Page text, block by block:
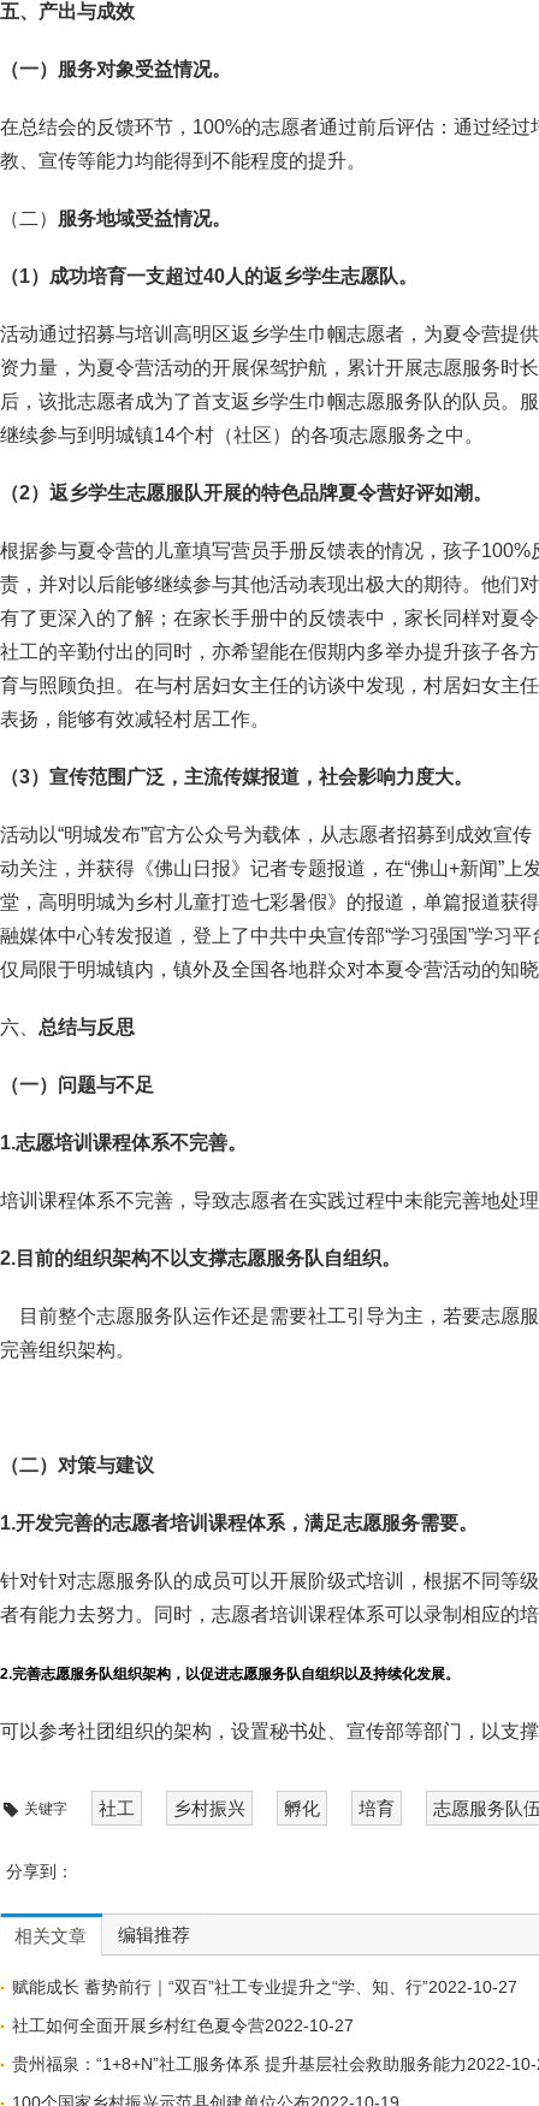
五、产出与成效
（一）服务对象受益情况。
在总结会的反馈环节，100%的志愿者通过前后评估：通过经
教、宣传等能力均能得到不能程度的提升。
（二） 服务地域受益情况。
（1）成功培育一支超过40人的返乡学生志愿队。
活动通过招募与培训高明区返乡学生巾帼志愿者，为夏令营提
资力量，为夏令营活动的开展保驾护航，累计开展志愿服务时
后，该批志愿者成为了首支返乡学生巾帼志愿服务队的队员。
继续参与到明城镇14个村（社区）的各项志愿服务之中。
（2） 返乡学生志愿服队开展的特色品牌夏令营好评如潮。
根据参与夏令营的儿童填写营员手册反馈表的情况，孩子
责，并对以后能够继续参与其他活动表现出极大的期待。他们
有了更深入的了解；在家长手册中的反馈表中，家长同样对夏
社工的辛勤付出的同时，亦希望能在假期内多举办提升孩子各
育与照顾负担。在与村居妇女主任的访谈中发现，村居妇女主
表扬，能够有效减轻村居工作。
（3）宣传范围广泛，主流传媒报道，社会影响力度大。
活动以“明城发布”官方公众号为载体，从志愿者招募到成效宣
动关注，并获得《佛山日报》记者专题报道，在“佛山+新闻”上
堂，高明明城为乡村儿童打造七彩暑假》的报道，单篇报道获
融媒体中心转发报道，登上了中共中央宣传部“学习强国”学习
仅局限于明城镇内，镇外及全国各地群众对本夏令营活动的知
六、 总结与反思
（一） 问题与不足
1.志愿培训课程体系不完善。
培训课程体系不完善，导致志愿者在实践过程中未能完善地处
2.目前的组织架构不以支撑志愿服务队自组织。
目前整个志愿服务队运作还是需要社工引导为主，若要志愿
完善组织架构。
（二）对策与建议
1.开发完善的志愿者培训课程体系，满足志愿服务需要。
针对针对志愿服务队的成员可以开展阶级式培训，根据不同等
者有能力去努力。同时，志愿者培训课程体系可以录制相应的
2.完善志愿服务队组织架构，以促进志愿服务队自组织以及持续化发展。
可以参考社团组织的架构，设置秘书处、宣传部等部门，以支
关键字 社工 乡村振兴 孵化 培育 志愿服务队
分享到：
相关文章 编辑推荐
赋能成长 蓄势前行｜“双百”社工专业提升之“学、知、行”2022-10-27
社工如何全面开展乡村红色夏令营2022-10-27
贵州福泉：“1+8+N”社工服务体系 提升基层社会救助服务能力2022-